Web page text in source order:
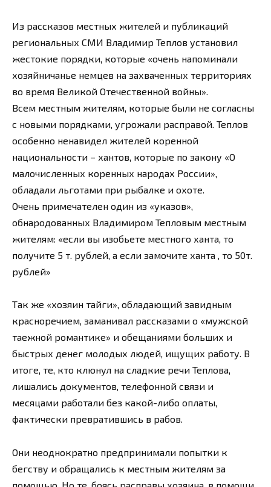
Из рассказов местных жителей и публикаций
региональных СМИ Владимир Теплов установил
жестокие порядки, которые «очень напоминали
хозяйничанье немцев на захваченных территориях
во время Великой Отечественной войны».
Всем местным жителям, которые были не согласны
с новыми порядками, угрожали расправой. Теплов
особенно ненавидел жителей коренной
национальности – хантов, которые по закону «О
малочисленных коренных народах России»,
обладали льготами при рыбалке и охоте.
Очень примечателен один из «указов»,
обнародованных Владимиром Тепловым местным
жителям: «если вы изобьете местного ханта, то
получите 5 т. рублей, а если замочите ханта , то 50т.
рублей»
Так же «хозяин тайги», обладающий завидным
красноречием, заманивал рассказами о «мужской
таежной романтике» и обещаниями больших и
быстрых денег молодых людей, ищущих работу. В
итоге, те, кто клюнул на сладкие речи Теплова,
лишались документов, телефонной связи и
месяцами работали без какой-либо оплаты,
фактически превратившись в рабов.
Они неоднократно предпринимали попытки к
бегству и обращались к местным жителям за
помощью. Но те, боясь расправы хозяина, в помощи